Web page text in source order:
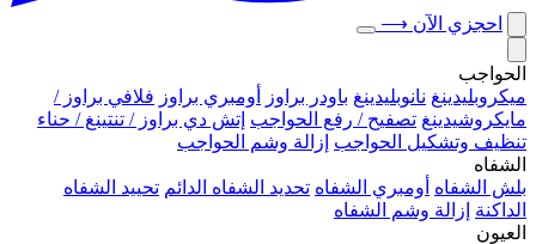
احجزي الآن ⟶
الحواجب
ميكروبلیدينغ نانوبليدينغ باودر براوز أومبري براوز فلافي براوز /
مايكروشيدينغ تصفيح / رفع الحواجب إتش دي براوز / تنتينغ / حناء
تنظيف وتشكيل الحواجب إزالة وشم الحواجب
الشفاه
بلش الشفاه أومبري الشفاه تحديد الشفاه الدائم تحييد الشفاه
الداكنة إزالة وشم الشفاه
العيون